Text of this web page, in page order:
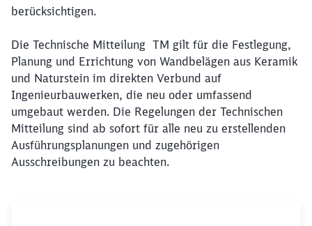
berücksichtigen.
Die Technische Mitteilung TM gilt für die Festlegung,
Planung und Errichtung von Wandbelägen aus Keramik
und Naturstein im direkten Verbund auf
Ingenieurbauwerken, die neu oder umfassend
umgebaut werden. Die Regelungen der Technischen
Mitteilung sind ab sofort für alle neu zu erstellenden
Ausführungsplanungen und zugehörigen
Ausschreibungen zu beachten.
werden?
Abbrechen Weiter